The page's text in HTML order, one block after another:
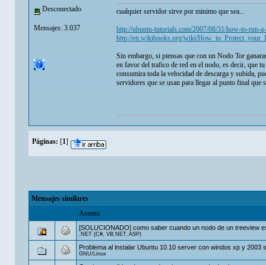
Desconectado
Mensajes: 3.037
cualquier servidor sirve por minimo que sea...
http://ubuntu-tutorials.com/2007/08/31/how-to-run-
http://en.wikibooks.org/wiki/
Sin embargo, si piensas que con un Nodo Tor
en favor del trafico de red en el nodo, es decir, que
consumira toda la velocidad de descarga y subida,
servidores que se usan para llegar al punto final que
Páginas: [1]
Mensajes similares
Asunto
[SOLUCIONADO] como saber cuando un nodo de un treeview
.NET (C#, VB.NET, ASP)
Problema al instalar Ubuntu 10.10 server con windos xp y 2003
GNU/Linux